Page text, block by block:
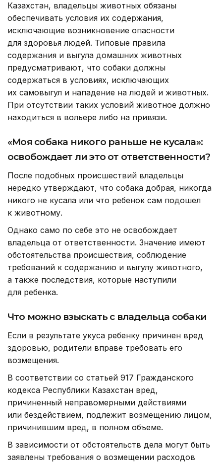
Казахстан, владельцы животных обязаны
обеспечивать условия их содержания,
исключающие возникновение опасности
для здоровья людей. Типовые правила
содержания и выгула домашних животных
предусматривают, что собаки должны
содержаться в условиях, исключающих
их самовыгул и нападение на людей и животных.
При отсутствии таких условий животное должно
находиться в вольере либо на привязи.
«Моя собака никого раньше не кусала»:
освобождает ли это от ответственности?
После подобных происшествий владельцы
нередко утверждают, что собака добрая, никогда
никого не кусала или что ребенок сам подошел
к животному.
Однако само по себе это не освобождает
владельца от ответственности. Значение имеют
обстоятельства происшествия, соблюдение
требований к содержанию и выгулу животного,
а также последствия, которые наступили
для ребенка.
Что можно взыскать с владельца собаки
Если в результате укуса ребенку причинен вред
здоровью, родители вправе требовать его
возмещения.
В соответствии со статьей 917 Гражданского
кодекса Республики Казахстан вред,
причиненный неправомерными действиями
или бездействием, подлежит возмещению лицом,
причинившим вред, в полном объеме.
В зависимости от обстоятельств дела могут быть
заявлены требования о возмещении расходов